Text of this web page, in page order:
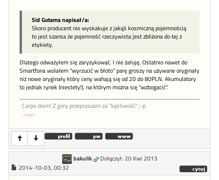
Sid Gotama napisał/a:
Skoro producent nie wyskakuje z jakąś kosmiczną pojemnością
to jest szansa że pojemność rzeczywista jest zbliżona do tej z
etykiety.
Dlatego odważyłem się zaryzykować. I nie żałuję. Ostatnio nawet do
Smartfona wolałem "wyrzucić w błoto" parę groszy na używane oryginały
niż nowe oryginały który ceny wahają się od 20 do 80PLN. Akumulatory
to jednak rynek (niestety!), na którym można się "wzbogacić".
Carpe diem! Z góry przepraszam za "kąśliwość" ;-p
:: moje ::
bakulik
Dołączył: 20 Kwi 2013
2014-10-03, 00:32